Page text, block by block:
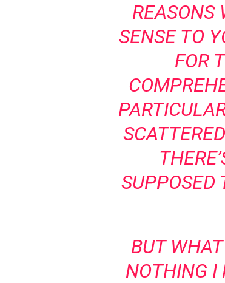
REASONS
SENSE TO
FOR
SUPPOSED
BUT
NOTHING I